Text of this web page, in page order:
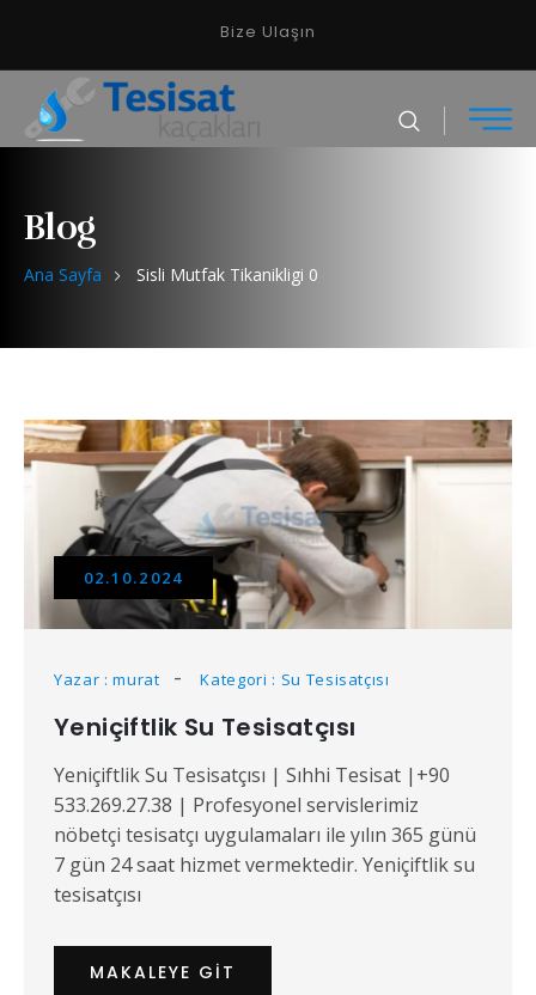
Bize Ulaşın
Blog
Ana Sayfa Sisli Mutfak Tikanikligi 0
02.10.2024
Yazar : murat Kategori : Su Tesisatçısı
Yeniçiftlik Su Tesisatçısı
Yeniçiftlik Su Tesisatçısı | Sıhhi Tesisat |+90
533.269.27.38 | Profesyonel servislerimiz
nöbetçi tesisatçı uygulamaları ile yılın 365 günü
7 gün 24 saat hizmet vermektedir. Yeniçiftlik su
tesisatçısı
MAKALEYE GIT